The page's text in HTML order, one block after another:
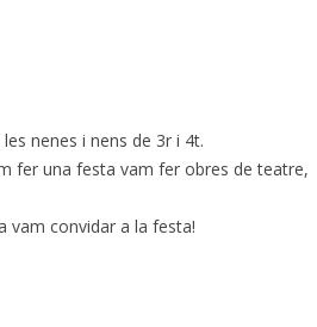
nenes i nens de 3r i 4t.
fer una festa vam fer obres de teatre,
vam convidar a la festa!